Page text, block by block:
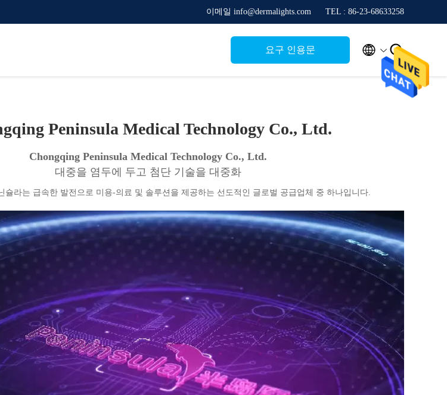
이메일 info@dermalights.com TEL : 86-23-68633258
요구 인용문  
Peninsula Medical Technology Co., Ltd.
Chongqing Peninsula Medical Technology Co., Ltd.
대중을 염두에 두고 첨단 기술을 대중화
슐라는 급속한 발전으로 미용-의료 및 솔루션을 제공하는 선도적인 글로벌 공급업체 중 하나입니다.